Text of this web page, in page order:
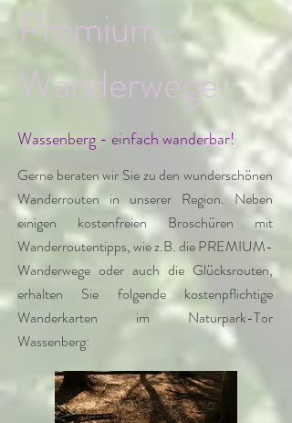
Premium-
Wanderwege
Wassenberg - einfach wanderbar!
Gerne beraten wir Sie zu den wunderschönen
Wanderrouten in unserer Region. Neben
einigen kostenfreien Broschüren mit
Wanderroutentipps, wie z.B. die PREMIUM-
Wanderwege oder auch die Glücksrouten,
erhalten Sie folgende kostenpflichtige
Wanderkarten imNaturpark-Tor
Wassenberg: